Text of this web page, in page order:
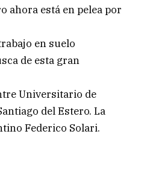
ahora está en pelea por
en suelo
de esta gran
Universitario de
del Estero. La
Federico Solari.